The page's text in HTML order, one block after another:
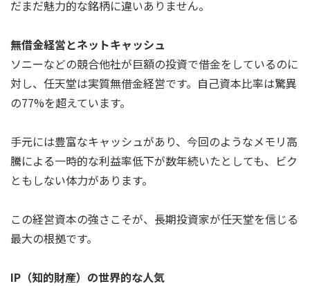
だまだ魅力的な銘柄に違いありません。
無借金経営とネットキャッシュ
ソニーなどの競合他社が巨額の投資で借金をしているのに
対し、任天堂は実質無借金経営です。自己資本比率は驚異
の77%を超えています。
手元には豊富なキャッシュがあり、今回のようなメモリ高
騰による一時的な利益率低下が数年続いたとしても、ビク
ともしない体力があります。
この経営資本の強さこそが、長期投資家が任天堂を信じる
最大の根拠です。
IP（知的財産）の世界的な人気